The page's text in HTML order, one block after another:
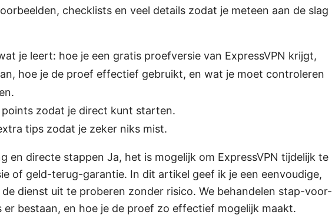
checklists en veel details zodat je meteen aan de slag
je leert: hoe je een gratis proefversie van ExpressVPN krijgt,
hoe je de proef effectief gebruikt, en wat je moet controleren
zodat je direct kunt starten.
tips zodat je zeker niks mist.
en directe stappen Ja, het is mogelijk om ExpressVPN tijdelijk te
of geld-terug-garantie. In dit artikel geef ik je een eenvoudige,
dienst uit te proberen zonder risico. We behandelen stap-voor-
bestaan, en hoe je de proef zo effectief mogelijk maakt.